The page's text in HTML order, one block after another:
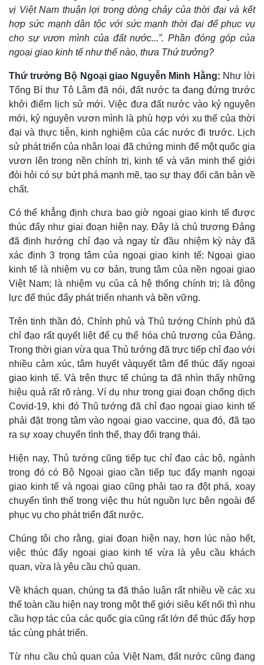
Pháp luật
Vụ án
Tin nóng
Tư vấn luật
Quân sự - Quốc phòng
Vũ khí
Việt Nam
Phân tích
Thể thao
Bóng đá
Lịch thi đấu bóng đá
eSports
Hậu trường
Ô tô - Xe máy
Ô tô
vị Việt Nam thuận lợi trong dòng chảy của thời đại và kết
hợp sức mạnh dân tộc với sức mạnh thời đại để phục vụ
cho sự vươn mình của đất nước...”. Phần đóng góp của
ngoại giao kinh tế như thế nào, thưa Thứ trưởng?
Thứ trưởng Bộ Ngoại giao Nguyễn Minh Hằng: Như lời
Tổng Bí thư Tô Lâm đã nói, đất nước ta đang đứng trước
khởi điểm lịch sử mới. Việc đưa đất nước vào kỷ nguyên
mới, kỷ nguyên vươn mình là phù hợp với xu thế của thời
đại và thực tiễn, kinh nghiệm của các nước đi trước. Lịch
sử phát triển của nhân loại đã chứng minh để một quốc gia
vươn lên trong nền chính trị, kinh tế và văn minh thế giới
đòi hỏi có sự bứt phá mạnh mẽ, tạo sự thay đổi căn bản về
chất.
Có thể khẳng định chưa bao giờ ngoại giao kinh tế được
thúc đẩy như giai đoạn hiện nay. Đây là chủ trương Đảng
đã định hướng chỉ đạo và ngay từ đầu nhiệm kỳ này đã
xác định 3 trọng tâm của ngoại giao kinh tế: Ngoại giao
kinh tế là nhiệm vụ cơ bản, trung tâm của nền ngoại giao
Việt Nam; là nhiệm vụ của cả hệ thống chính trị; là động
lực để thúc đẩy phát triển nhanh và bền vững.
Trên tinh thần đó, Chính phủ và Thủ tướng Chính phủ đã
chỉ đạo rất quyết liệt để cụ thể hóa chủ trương của Đảng.
Trong thời gian vừa qua Thủ tướng đã trực tiếp chỉ đạo với
nhiều cảm xúc, tâm huyết vàquyết tâm để thúc đẩy ngoại
giao kinh tế. Và trên thực tế chúng ta đã nhìn thấy những
hiệu quả rất rõ ràng. Ví dụ như trong giai đoạn chống dịch
Covid-19, khi đó Thủ tướng đã chỉ đạo ngoại giao kinh tế
phải đặt trọng tâm vào ngoại giao vaccine, qua đó, đã tạo
ra sự xoay chuyển tình thế, thay đổi trạng thái.
Hiện nay, Thủ tướng cũng tiếp tục chỉ đạo các bộ, ngành
trong đó có Bộ Ngoại giao cần tiếp tục đẩy mạnh ngoại
giao kinh tế và ngoại giao cũng phải tạo ra đột phá, xoay
chuyển tình thế trong việc thu hút nguồn lực bên ngoài để
phục vụ cho phát triển đất nước.
Chúng tôi cho rằng, giai đoạn hiện nay, hơn lúc nào hết,
việc thúc đẩy ngoại giao kinh tế vừa là yêu cầu khách
quan, vừa là yêu cầu chủ quan.
Về khách quan, chúng ta đã thảo luận rất nhiều về các xu
thế toàn cầu hiện nay trong một thế giới siêu kết nối thì nhu
cầu hợp tác của các quốc gia cũng rất lớn để thúc đẩy hợp
tác cùng phát triển.
Từ nhu cầu chủ quan của Việt Nam, đất nước cũng đang